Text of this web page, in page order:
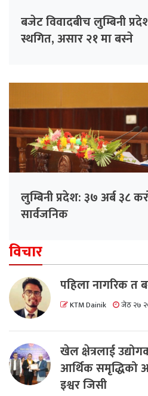
बजेट विवादबीच लुम्बिनी
स्थगित, असार २१ मा बस्ने
लुम्बिनी प्रदेश: ३७ अर्ब ३८
सार्वजनिक
विचार
पहिला नागरिक त
KTM Dainik जेठ २७
खेल क्षेत्रलाई
आर्थिक समृद्धिको
इश्वर जिसी